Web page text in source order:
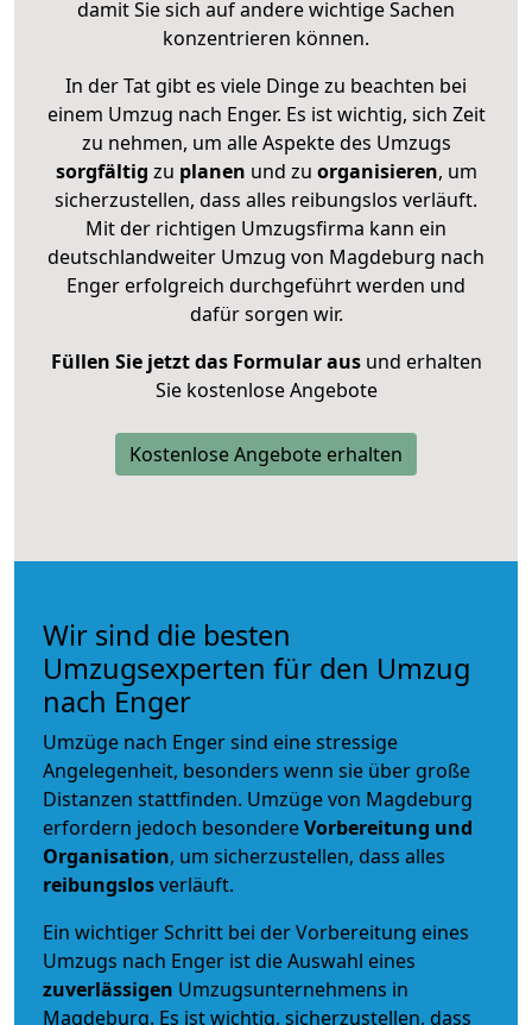
damit Sie sich auf andere wichtige Sachen
konzentrieren können.
In der Tat gibt es viele Dinge zu beachten bei
einem Umzug nach Enger. Es ist wichtig, sich Zeit
zu nehmen, um alle Aspekte des Umzugs
sorgfältig zu planen und zu organisieren, um
sicherzustellen, dass alles reibungslos verläuft.
Mit der richtigen Umzugsfirma kann ein
deutschlandweiter Umzug von Magdeburg nach
Enger erfolgreich durchgeführt werden und
dafür sorgen wir.
Füllen Sie jetzt das Formular ausund erhalten
Sie kostenlose Angebote
Kostenlose Angebote erhalten
Wir sind die besten
Umzugsexperten für den Umzug
nach Enger
Umzüge nach Enger sind eine stressige
Angelegenheit, besonders wenn sie über große
Distanzen stattfinden. Umzüge von Magdeburg
erfordern jedoch besondereVorbereitung und
Organisation, um sicherzustellen, dass alles
reibungslosverläuft.
Ein wichtiger Schritt bei der Vorbereitung eines
Umzugs nach Enger ist die Auswahl eines
zuverlässigen Umzugsunternehmens in
Magdeburg. Es ist wichtig, sicherzustellen, dass